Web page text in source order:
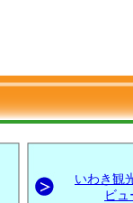
いわき観
ビ